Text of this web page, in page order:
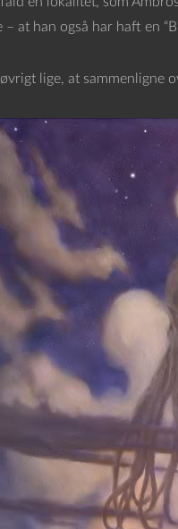
– at han også har haft en
lige, at sammenligne